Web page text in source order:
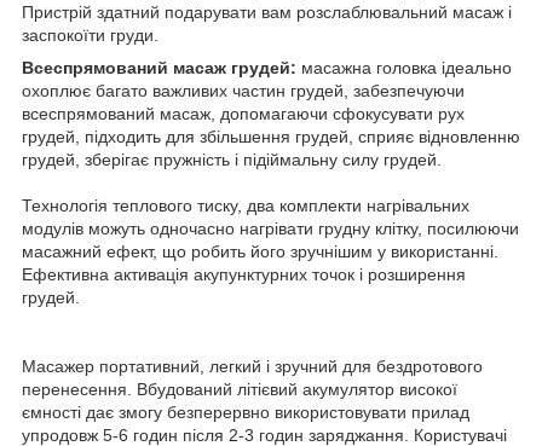
Пристрій здатний подарувати вам розслаблювальний масаж і
заспокоїти груди.
Всеспрямований масаж грудей: масажна головка ідеально
охоплює багато важливих частин грудей, забезпечуючи
всеспрямований масаж, допомагаючи сфокусувати рух
грудей, підходить для збільшення грудей, сприяє відновленню
грудей, зберігає пружність і підіймальну силу грудей.
Технологія теплового тиску, два комплекти нагрівальних
модулів можуть одночасно нагрівати грудну клітку, посилюючи
масажний ефект, що робить його зручнішим у використанні.
Ефективна активація акупунктурних точок і розширення
грудей.
Масажер портативний, легкий і зручний для бездротового
перенесення. Вбудований літієвий акумулятор високої
ємності дає змогу безперервно використовувати прилад
упродовж 5-6 годин після 2-3 годин заряджання. Користувачі